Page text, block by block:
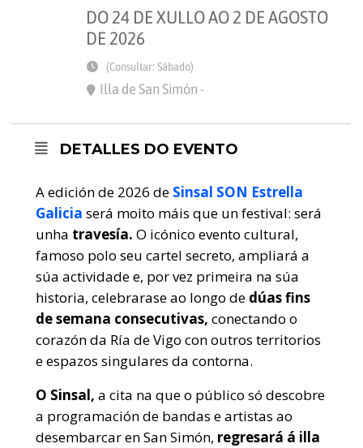
DO 24 DE XULLO AO 2 DE AGOSTO
DE 2026
(Consultar: Sábado)
Illa de San Simón -
DETALLES DO EVENTO
A edición de 2026 de Sinsal SON Estrella
Galicia será moito máis que un festival: será
unha travesía. O icónico evento cultural,
famoso polo seu cartel secreto, ampliará a
súa actividade e, por vez primeira na súa
historia, celebrarase ao longo de dúas fins
de semana consecutivas, conectando o
corazón da Ría de Vigo con outros territorios
e espazos singulares da contorna.
O Sinsal, a cita na que o público só descobre
a programación de bandas e artistas ao
desembarcar en San Simón, regresará á illa